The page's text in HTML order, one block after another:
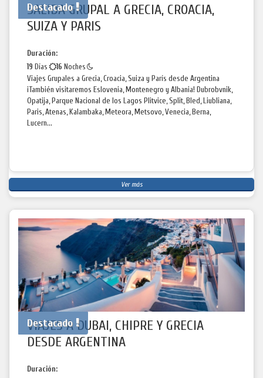
Destacado
SALIDA GRUPAL A GRECIA, CROACIA,
SUIZA Y PARIS
Duración:
19 Días 16 Noches
Viajes Grupales a Grecia, Croacia, Suiza y París desde Argentina
¡También visitaremos Eslovenia, Montenegro y Albania! Dubrobvnik,
Opatija, Parque Nacional de los Lagos Plitvice, Split, Bled, Liubliana,
Paris, Atenas, Kalambaka, Meteora, Metsovo, Venecia, Berna,
Lucern...
Ver más
Destacado
VIAJES A DUBAI, CHIPRE Y GRECIA
DESDE ARGENTINA
Duración: